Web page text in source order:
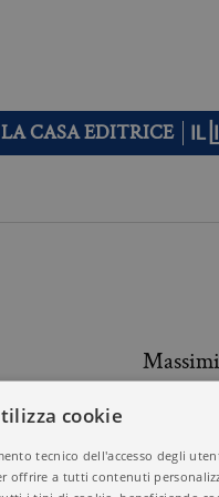
LA CASA EDITRICE
cookie
tecnico dell'accesso degli
offrire a tutti contenuti